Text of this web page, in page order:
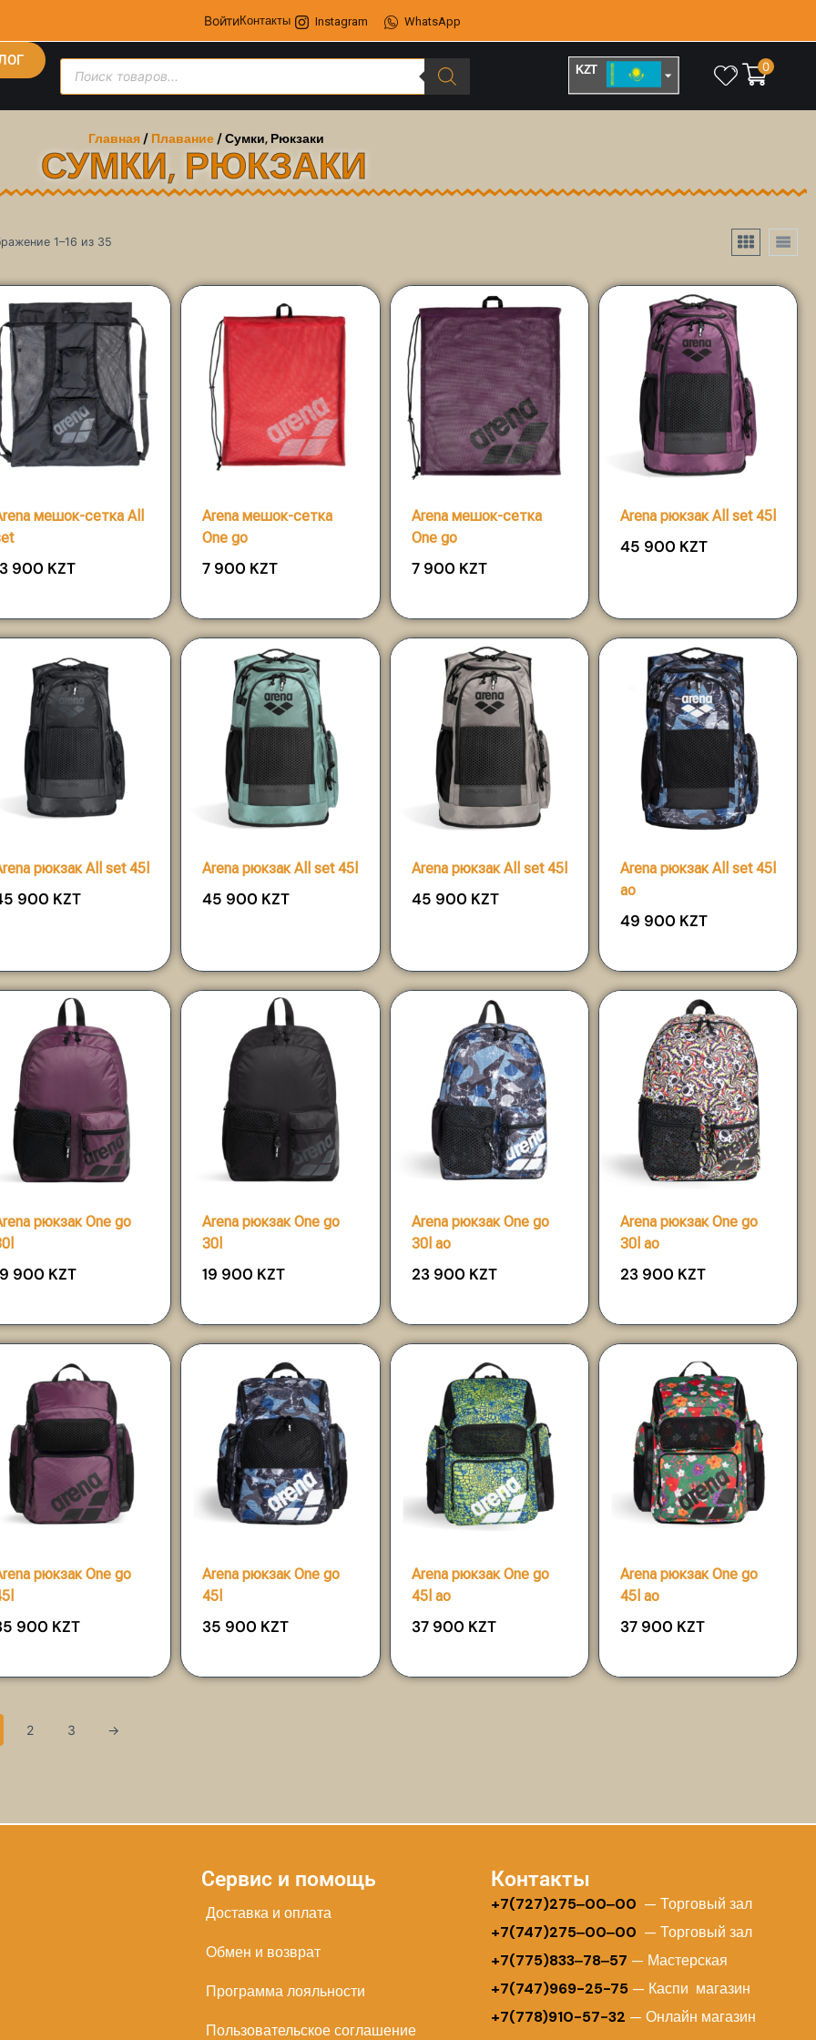
ВойтиКонтакты Instagram WhatsApp
KZT 0
Главная / Плавание / Сумки, Рюкзаки
СУМКИ, РЮКЗАКИ
1–16 из 35
мешок-сетка All
900 KZT
Arena мешок-сетка
One go
7 900 KZT
Arena мешок-сетка
One go
7 900 KZT
Arena рюкзак All set 45l
45 900 KZT
рюкзак All set 45l
900 KZT
Arena рюкзак All set 45l
45 900 KZT
Arena рюкзак All set 45l
45 900 KZT
Arena рюкзак All set 45l
ao
49 900 KZT
рюкзак One go
900 KZT
Arena рюкзак One go
30l
19 900 KZT
Arena рюкзак One go
30l ao
23 900 KZT
Arena рюкзак One go
30l ao
23 900 KZT
рюкзак One go
900 KZT
Arena рюкзак One go
45l
35 900 KZT
Arena рюкзак One go
45l ao
37 900 KZT
Arena рюкзак One go
45l ao
37 900 KZT
2 3 →
Сервис и помощь
Доставка и оплата
Обмен и возврат
Программа лояльности
Пользовательское соглашение
Контакты
+7(727)275‒00‒00 — Торговый зал
+7(747)275‒00‒00 — Торговый зал
+7(775)833‒78‒57 — Мастерская
+7(747)969-25-75— Каспи магазин
+7(778)910-57-32 — Онлайн магазин